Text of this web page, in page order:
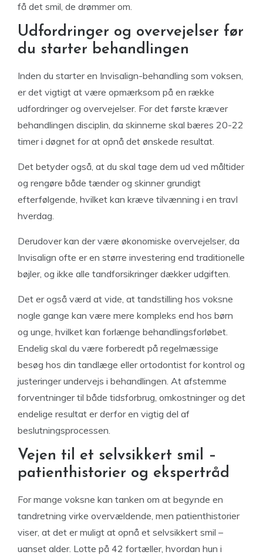
få det smil, de drømmer om.
Udfordringer og overvejelser før
du starter behandlingen
Inden du starter en Invisalign-behandling som voksen,
er det vigtigt at være opmærksom på en række
udfordringer og overvejelser. For det første kræver
behandlingen disciplin, da skinnerne skal bæres 20-22
timer i døgnet for at opnå det ønskede resultat.
Det betyder også, at du skal tage dem ud ved måltider
og rengøre både tænder og skinner grundigt
efterfølgende, hvilket kan kræve tilvænning i en travl
hverdag.
Derudover kan der være økonomiske overvejelser, da
Invisalign ofte er en større investering end traditionelle
bøjler, og ikke alle tandforsikringer dækker udgiften.
Det er også værd at vide, at tandstilling hos voksne
nogle gange kan være mere kompleks end hos børn
og unge, hvilket kan forlænge behandlingsforløbet.
Endelig skal du være forberedt på regelmæssige
besøg hos din tandlæge eller ortodontist for kontrol og
justeringer undervejs i behandlingen. At afstemme
forventninger til både tidsforbrug, omkostninger og det
endelige resultat er derfor en vigtig del af
beslutningsprocessen.
Vejen til et selvsikkert smil –
patienthistorier og ekspertråd
For mange voksne kan tanken om at begynde en
tandretning virke overvældende, men patienthistorier
viser, at det er muligt at opnå et selvsikkert smil –
uanset alder. Lotte på 42 fortæller, hvordan hun i